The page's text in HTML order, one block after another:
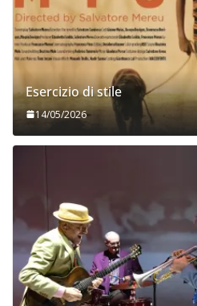
Esercizio di stile
14/05/2026